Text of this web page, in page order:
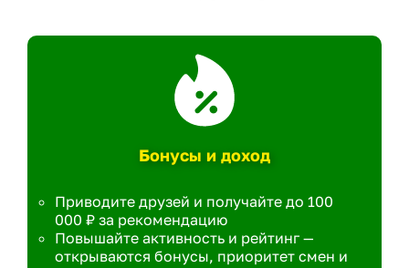
Бонусы и доход
Приводите друзей и получайте до 100
000 ₽ за рекомендацию
Повышайте активность и рейтинг —
открываются бонусы, приоритет смен и